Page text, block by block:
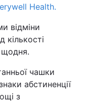
Health.
відміни
кількості
щодня.
чашки
абстиненції
з